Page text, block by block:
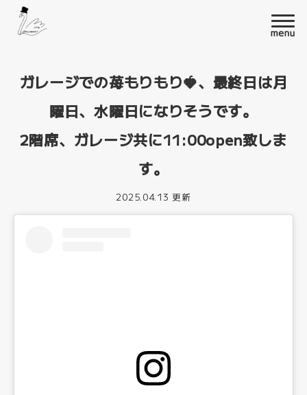
ガレージでの苺もりもり🍓、最終日は月
曜日、水曜日になりそうです。
2階席、ガレージ共に11:00open致しま
す。
2025.04.13 更新